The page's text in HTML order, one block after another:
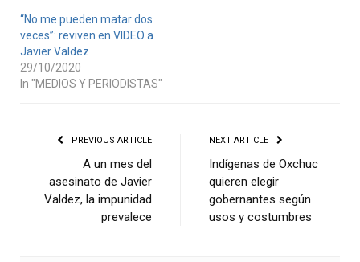
“No me pueden matar dos
veces”: reviven en VIDEO a
Javier Valdez
29/10/2020
In "MEDIOS Y PERIODISTAS"
PREVIOUS ARTICLE
A un mes del
asesinato de Javier
Valdez, la impunidad
prevalece
NEXT ARTICLE
Indígenas de Oxchuc
quieren elegir
gobernantes según
usos y costumbres